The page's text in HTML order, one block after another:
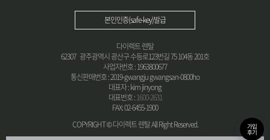
본인인증(safe-key)발급
다이렉트 렌탈
62307 광주광역시 광산구 수등로123번길 75 104동 201호
사업자번호 : 1963800677
통신판매번호 : 2019-gwangju gwangsan-0800ho
대표자 : kim jinyong
대표번호 :1600-2631
FAX: 02-6455-1900
COPYRIGHT © 다이렉트 렌탈 All Right Reserved.
가입
후기